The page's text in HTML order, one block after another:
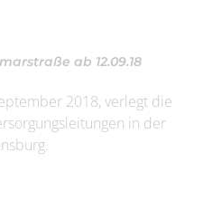
ab 12.09.18
2018, verlegt die
in ‎der